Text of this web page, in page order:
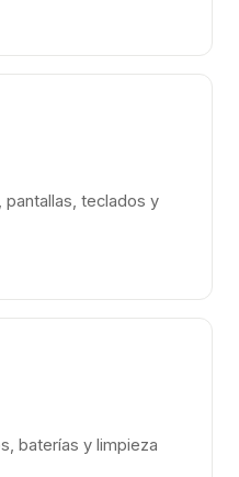
pantallas, teclados y
baterías y limpieza